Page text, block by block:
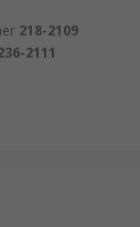
218-2109
2111